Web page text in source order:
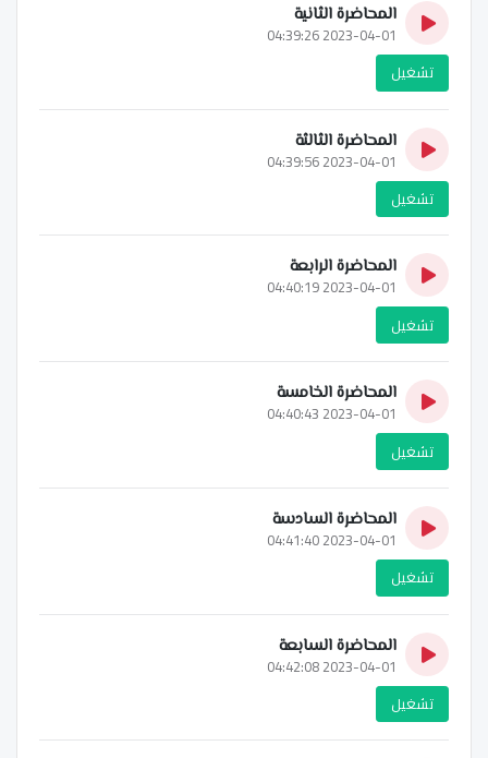
المحاضرة الثانية
2023-04-01 04:39:26
تشغيل
المحاضرة الثالثة
2023-04-01 04:39:56
تشغيل
المحاضرة الرابعة
2023-04-01 04:40:19
تشغيل
المحاضرة الخامسة
2023-04-01 04:40:43
تشغيل
المحاضرة السادسة
2023-04-01 04:41:40
تشغيل
المحاضرة السابعة
2023-04-01 04:42:08
تشغيل